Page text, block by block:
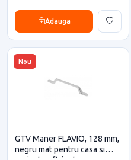
Adauga
Nou
GTV Maner FLAVIO, 128 mm,
negru mat pentru casa si